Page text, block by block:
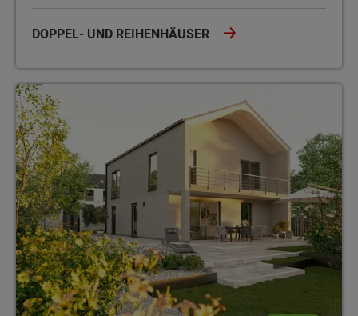
DOPPEL- UND REIHENHÄUSER
Architektur neu interpretiert